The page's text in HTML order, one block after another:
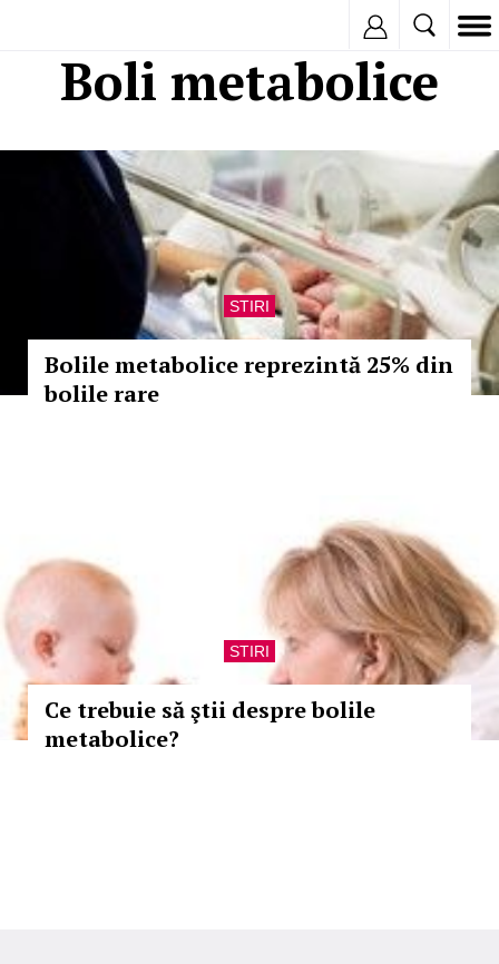
Boli metabolice
STIRI
Bolile metabolice reprezintă 25% din
bolile rare
STIRI
Ce trebuie să ştii despre bolile
metabolice?